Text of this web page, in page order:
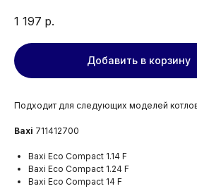
1 197 р.
Добавить в корзину
Подходит для следующих моделей
Baxi 711412700
Baxi Eco Compact 1.14 F
Baxi Eco Compact 1.24 F
Baxi Eco Compact 14 F